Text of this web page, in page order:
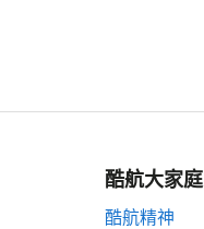
酷航大家庭
酷航精神